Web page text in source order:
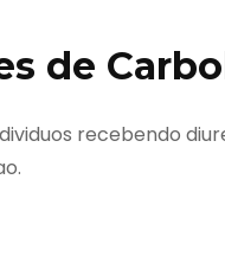
de
recebendo